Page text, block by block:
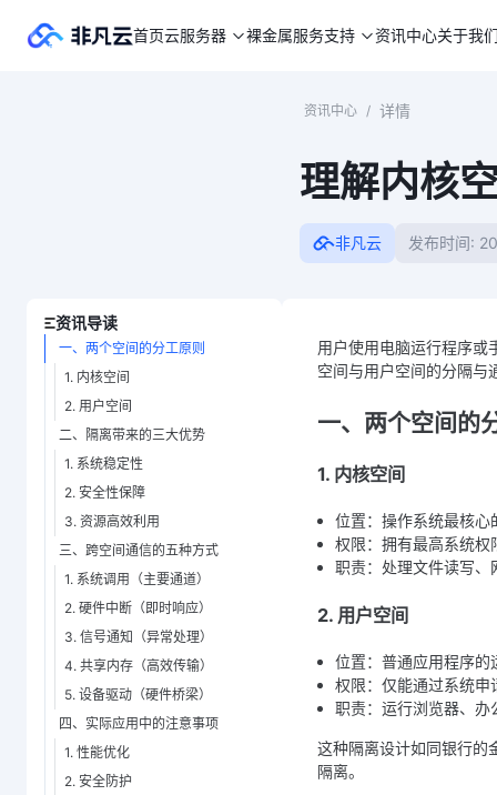
首页云服务器 裸金属服务支持 资讯中心关于我
资讯中心 / 详情
理解内核
非凡云 发布时间:
资讯导读
一、两个空间的分工原则
1. 内核空间
2. 用户空间
二、隔离带来的三大优势
1. 系统稳定性
2. 安全性保障
3. 资源高效利用
三、跨空间通信的五种方式
1. 系统调用（主要通道）
2. 硬件中断（即时响应）
3. 信号通知（异常处理）
4. 共享内存（高效传输）
5. 设备驱动（硬件桥梁）
四、实际应用中的注意事项
1. 性能优化
2. 安全防护
用户使用电脑运行程序或
空间与用户空间的分隔与
一、两个空间的
1. 内核空间
位置：操作系统最核心
权限：拥有最高系统权
职责：处理文件读写、
2. 用户空间
位置：普通应用程序的
权限：仅能通过系统申
职责：运行浏览器、办
这种隔离设计如同银行
隔离。